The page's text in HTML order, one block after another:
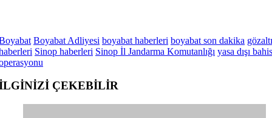
Boyabat Adliyesi boyabat haberleri boyabat son dakika gözaltı
Sinop haberleri Sinop İl Jandarma Komutanlığı yasa dışı bahis
ÇEKEBİLİR